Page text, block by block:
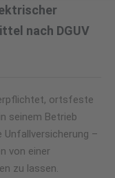
nach DGUV
ortsfeste
seinem Betrieb
Unfallversicherung –
von einer
zu lassen.